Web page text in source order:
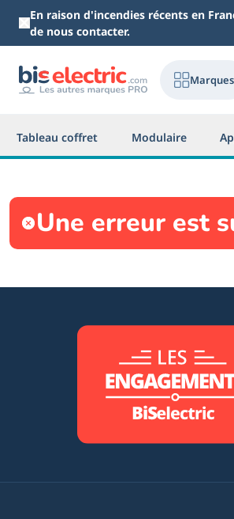
Aller au contenu principal
En raison d'incendies récents en
de nous contacter.
Marques
Tableau coffret Modulaire
Une erreur est